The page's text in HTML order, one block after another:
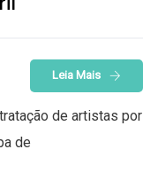
Leia Mais
de artistas por
de